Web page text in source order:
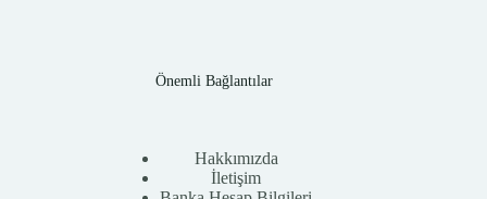
Önemli Bağlantılar
Hakkımızda
İletişim